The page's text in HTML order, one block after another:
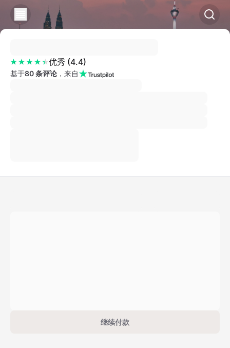
优秀 (4.4)
基于80 条评论 ，来自
继续付款